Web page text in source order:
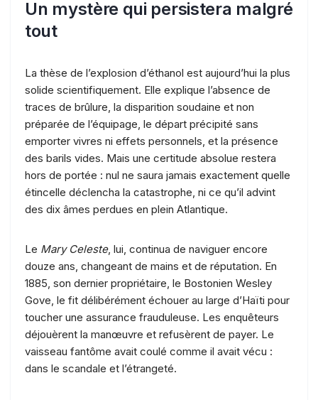
Un mystère qui persistera malgré
tout
La thèse de l’explosion d’éthanol est aujourd’hui la plus
solide scientifiquement. Elle explique l’absence de
traces de brûlure, la disparition soudaine et non
préparée de l’équipage, le départ précipité sans
emporter vivres ni effets personnels, et la présence
des barils vides. Mais une certitude absolue restera
hors de portée : nul ne saura jamais exactement quelle
étincelle déclencha la catastrophe, ni ce qu’il advint
des dix âmes perdues en plein Atlantique.
Le Mary Celeste, lui, continua de naviguer encore
douze ans, changeant de mains et de réputation. En
1885, son dernier propriétaire, le Bostonien Wesley
Gove, le fit délibérément échouer au large d’Haïti pour
toucher une assurance frauduleuse. Les enquêteurs
déjouèrent la manœuvre et refusèrent de payer. Le
vaisseau fantôme avait coulé comme il avait vécu :
dans le scandale et l’étrangeté.